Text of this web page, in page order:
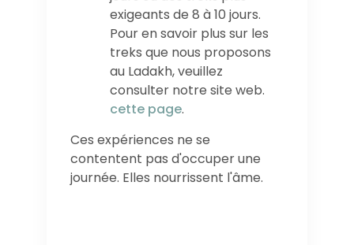
exigeants de 8 à 10 jours.
Pour en savoir plus sur les
treks que nous proposons
au Ladakh, veuillez
consulter notre site web.
cette page.
Ces expériences ne se
contentent pas d'occuper une
journée. Elles nourrissent l'âme.